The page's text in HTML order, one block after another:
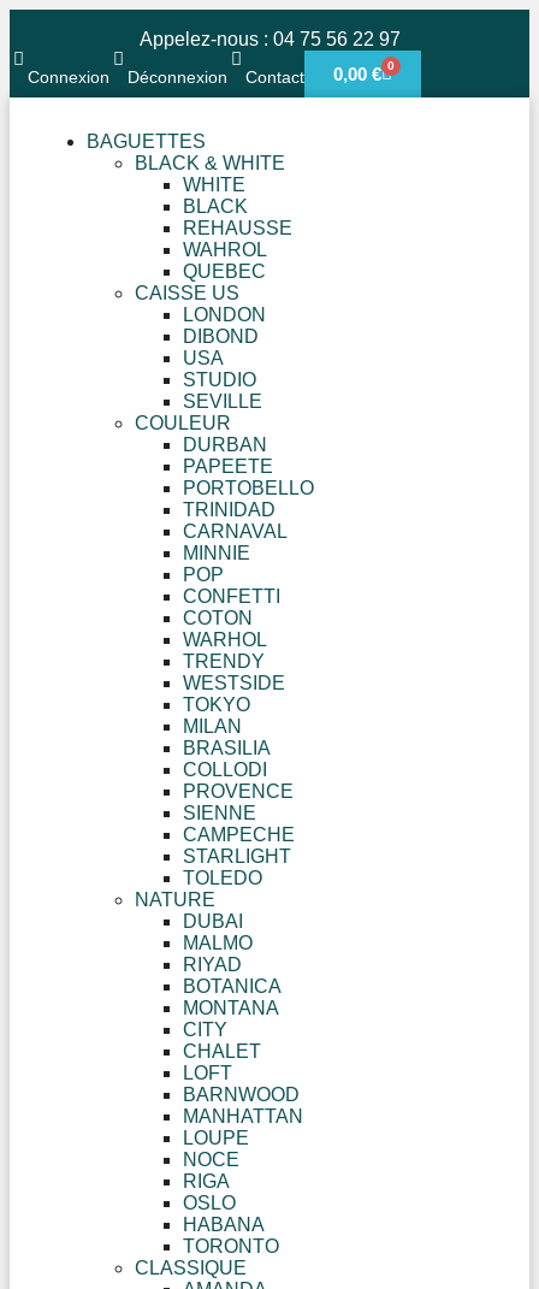
Appelez-nous : 04 75 56 22 97
Connexion Déconnexion Contact 0,00 € 0
BAGUETTES
BLACK & WHITE
WHITE
BLACK
REHAUSSE
WAHROL
QUEBEC
CAISSE US
LONDON
DIBOND
USA
STUDIO
SEVILLE
COULEUR
DURBAN
PAPEETE
PORTOBELLO
TRINIDAD
CARNAVAL
MINNIE
POP
CONFETTI
COTON
WARHOL
TRENDY
WESTSIDE
TOKYO
MILAN
BRASILIA
COLLODI
PROVENCE
SIENNE
CAMPECHE
STARLIGHT
TOLEDO
NATURE
DUBAI
MALMO
RIYAD
BOTANICA
MONTANA
CITY
CHALET
LOFT
BARNWOOD
MANHATTAN
LOUPE
NOCE
RIGA
OSLO
HABANA
TORONTO
CLASSIQUE